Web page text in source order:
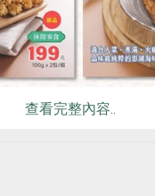
都充滿活力！
查看完整內容..